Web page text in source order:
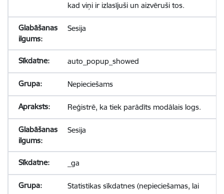
kad viņi ir izlasījuši un aizvēruši tos.
Sesija
auto_popup_showed
Nepieciešams
Reģistrē, ka tiek parādīts modālais logs.
Sesija
_ga
Statistikas sīkdatnes (nepieciešamas, lai